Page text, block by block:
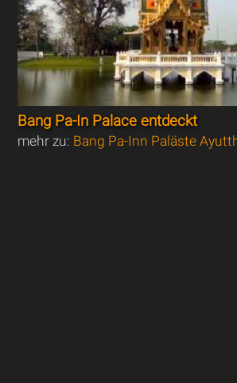
Bang Pa-In Palace entdeckt
mehr zu: Bang Pa-Inn Paläste